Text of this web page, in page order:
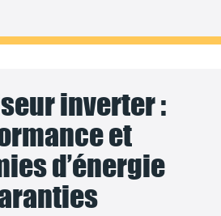
inverter :
et
d’énergie